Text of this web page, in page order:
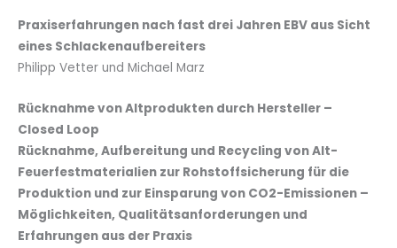
Praxiserfahrungen nach fast drei Jahren EBV aus Sicht
eines Schlackenaufbereiters
Philipp Vetter und Michael Marz
Rücknahme von Altprodukten durch Hersteller –
Closed Loop
Rücknahme, Aufbereitung und Recycling von Alt-
Feuerfestmaterialien zur Rohstoffsicherung für die
Produktion und zur Einsparung von CO2-Emissionen –
Möglichkeiten, Qualitätsanforderungen und
Erfahrungen aus der Praxis